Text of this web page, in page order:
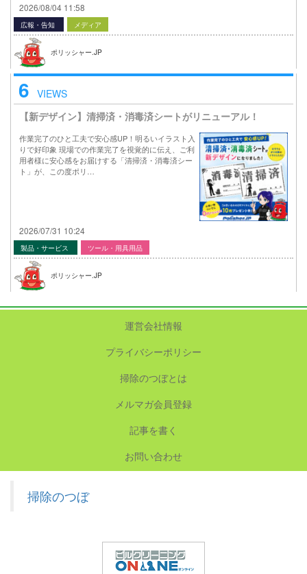
2026/08/04 11:58
広報・告知 メディア
ポリッシャー.JP
6 VIEWS
【新デザイン】清掃済・消毒済シートがリニューアル！
作業完了のひと工夫で安心感UP！明るいイラスト入
りで好印象 現場での作業完了を視覚的に伝え、ご利
用者様に安心感をお届けする「清掃済・消毒済シー
ト」が、この度ポリ…
2026/07/31 10:24
製品・サービス ツール・用具用品
ポリッシャー.JP
運営会社情報
プライバシーポリシー
掃除のつぼとは
メルマガ会員登録
記事を書く
お問い合わせ
掃除のつぼ